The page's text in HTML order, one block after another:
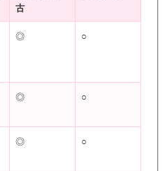
古
◎ ○
◎ ○
◎ ○